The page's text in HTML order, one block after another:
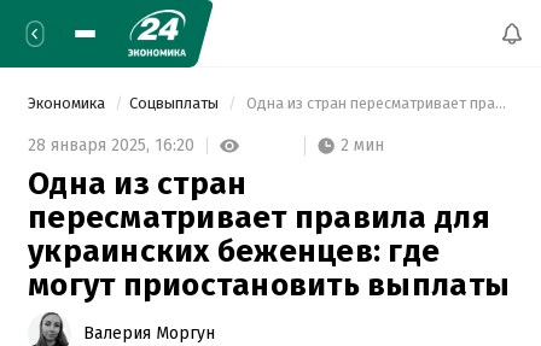
Экономика Соцвыплаты Одна из стран пересматривает правила для украинских беженцев: где могут приостановить выплаты
28 января 2025, 16:20 2 мин
Одна из стран
пересматривает правила для
украинских беженцев: где
могут приостановить выплаты
Валерия Моргун